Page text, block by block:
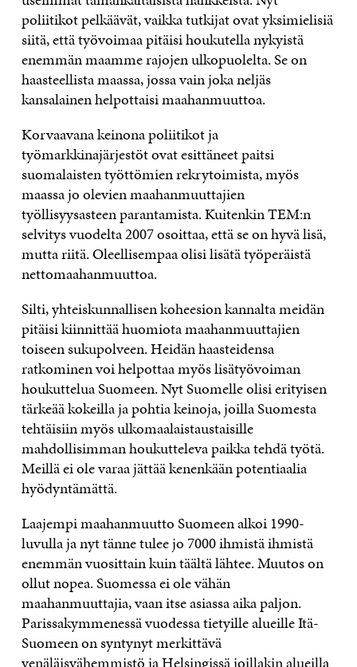
poliitikot pelkäävät, vaikka tutkijat ovat yksimielisiä
siitä, että työvoimaa pitäisi houkutella nykyistä
enemmän maamme rajojen ulkopuolelta. Se on
haasteellista maassa, jossa vain joka neljäs
kansalainen helpottaisi maahanmuuttoa.
Korvaavana keinona poliitikot ja
työmarkkinajärjestöt ovat esittäneet paitsi
suomalaisten työttömien rekrytoimista, myös
maassa jo olevien maahanmuuttajien
työllisyysasteen parantamista. Kuitenkin TEM:n
selvitys vuodelta 2007 osoittaa, että se on hyvä lisä,
mutta riitä. Oleellisempaa olisi lisätä työperäistä
nettomaahanmuuttoa.
Silti, yhteiskunnallisen koheesion kannalta meidän
pitäisi kiinnittää huomiota maahanmuuttajien
toiseen sukupolveen. Heidän haasteidensa
ratkominen voi helpottaa myös lisätyövoiman
houkuttelua Suomeen. Nyt Suomelle olisi erityisen
tärkeää kokeilla ja pohtia keinoja, joilla Suomesta
tehtäisiin myös ulkomaalaistaustaisille
mahdollisimman houkutteleva paikka tehdä työtä.
Meillä ei ole varaa jättää kenenkään potentiaalia
hyödyntämättä.
Laajempi maahanmuutto Suomeen alkoi 1990-
luvulla ja nyt tänne tulee jo 7000 ihmistä ihmistä
enemmän vuosittain kuin täältä lähtee. Muutos on
ollut nopea. Suomessa ei ole vähän
maahanmuuttajia, vaan itse asiassa aika paljon.
Parissakymmenessä vuodessa tietyille alueille Itä-
Suomeen on syntynyt merkittävä
venäläisvähemmistö ja Helsingissä joillakin alueilla